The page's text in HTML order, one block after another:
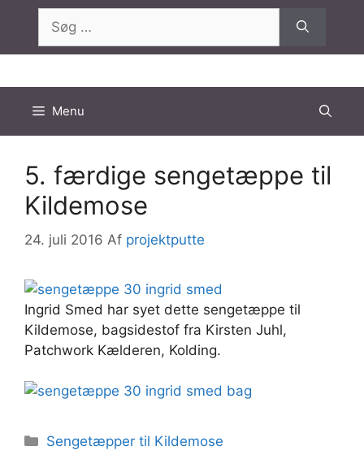
indhold
efter:
Menu
5. færdige sengetæppe til
Kildemose
24. juli 2016 Af projektputte
Ingrid Smed har syet dette sengetæppe til
Kildemose, bagsidestof fra Kirsten Juhl,
Patchwork Kælderen, Kolding.
Kategorier
Sengetæpper til Kildemose